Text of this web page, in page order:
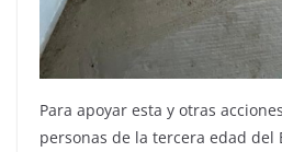
Para apoyar esta y otras
personas de la tercera edad del